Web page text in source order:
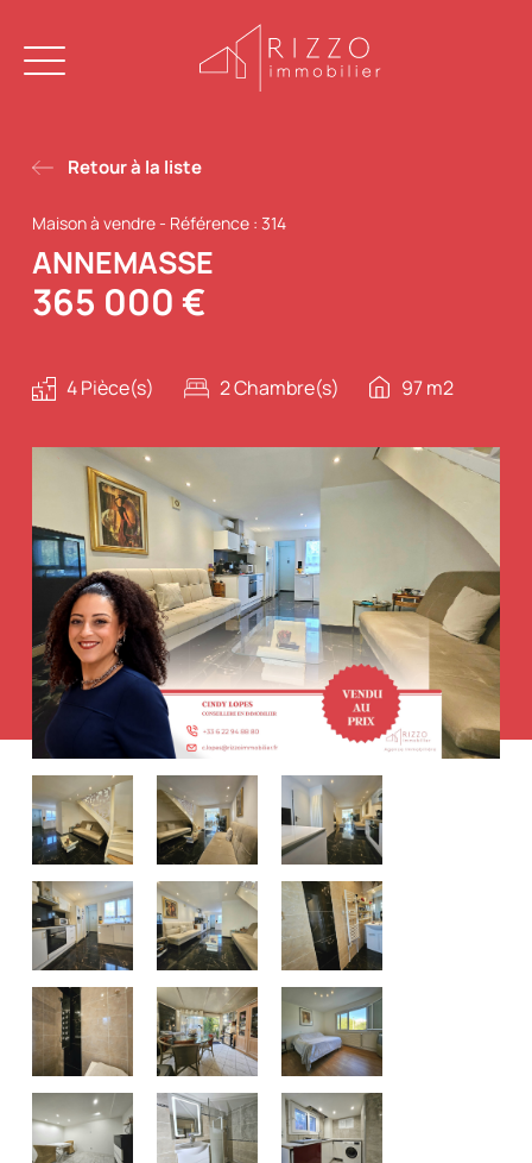
Retour à la liste
Maison à vendre- Référence : 314
ANNEMASSE
365 000 €
4 Pièce(s) 2 Chambre(s) 97 m2